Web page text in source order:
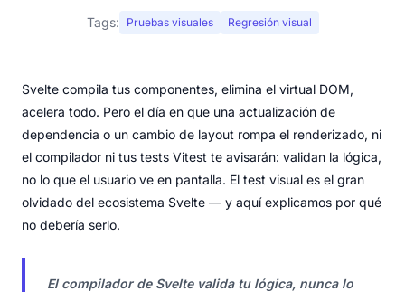
Tags: Pruebas visuales Regresión visual
Svelte compila tus componentes, elimina el virtual DOM,
acelera todo. Pero el día en que una actualización de
dependencia o un cambio de layout rompa el renderizado, ni
el compilador ni tus tests Vitest te avisarán: validan la lógica,
no lo que el usuario ve en pantalla. El test visual es el gran
olvidado del ecosistema Svelte — y aquí explicamos por qué
no debería serlo.
El compilador de Svelte valida tu lógica, nunca lo